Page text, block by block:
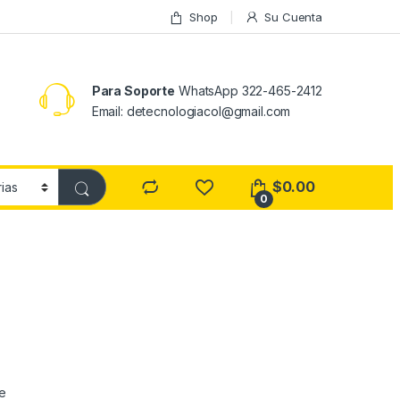
Shop Su Cuenta
Para Soporte WhatsApp 322-465-2412
Email: detecnologiacol@gmail.com
0
$0.00